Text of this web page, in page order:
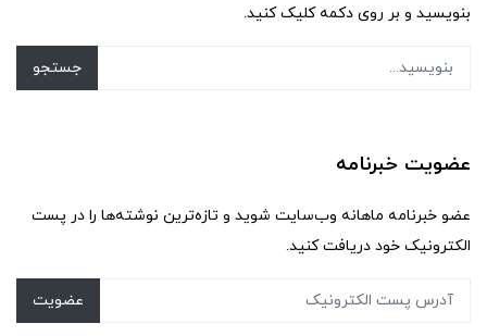
بنویسید و بر روی دکمه کلیک کنید.
جستجو
عضویت خبرنامه
عضو خبرنامه ماهانه وب‌سایت شوید و تازه‌ترین نوشته‌ها را در پست
الکترونیک خود دریافت کنید.
عضویت